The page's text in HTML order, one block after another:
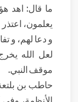
ما قال: اهد
يعلمون،
و دعا لهم، و
لعل الله
موقف النبي.
حاطب بن